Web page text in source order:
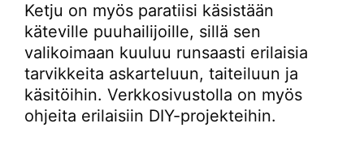
Ketju on myös paratiisi käsistään
käteville puuhailijoille, sillä sen
valikoimaan kuuluu runsaasti erilaisia
tarvikkeita askarteluun, taiteiluun ja
käsitöihin. Verkkosivustolla on myös
ohjeita erilaisiin DIY-projekteihin.